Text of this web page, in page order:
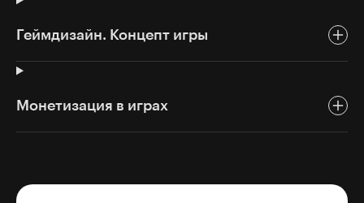
Геймдизайн. Концепт игры
Монетизация в играх